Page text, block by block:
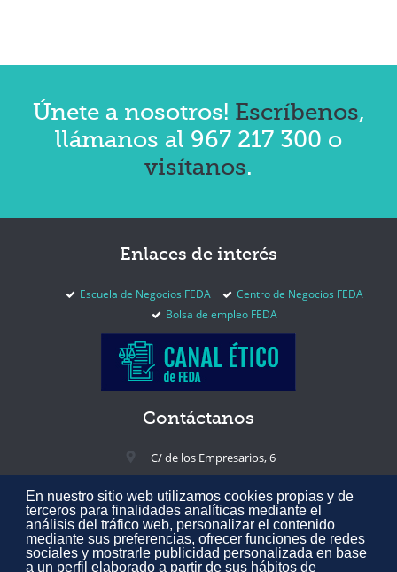
En nuestro sitio web utilizamos cookies propias y de
terceros para finalidades analíticas mediante el
análisis del tráfico web, personalizar el contenido
mediante sus preferencias, ofrecer funciones de redes
sociales y mostrarle publicidad personalizada en base
a un perfil elaborado a partir de sus hábitos de
Únete a nosotros! Escríbenos,
llámanos al 967 217 300 o
visítanos.
Enlaces de interés
Escuela de Negocios FEDA
Centro de Negocios FEDA
Bolsa de empleo FEDA
Contáctanos
C/ de los Empresarios, 6
02005 Albacete, España
+34 967 217 300
feda@feda.es